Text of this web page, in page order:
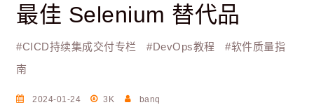
最佳 Selenium 替代品
#CICD持续集成交付专栏 #DevOps教程 #软件质量指
南
2024-01-24 3K banq